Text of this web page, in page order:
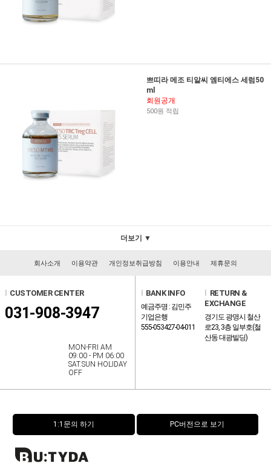
쁘띠라 메조 티알씨 엠티에스 세럼50
ml
회원공개
500원 적립
더보기 ▼
회사소개 이용약관 개인정보취급방침 이용안내 제휴문의
CUSTOMER CENTER
031-908-3947
MON-FRI AM
09:00 - PM 06:00
SAT.SUN HOLIDAY
OFF
BANK INFO
예금주명 : 김민주
기업은행
555-053427-04-011
RETURN &
EXCHANGE
경기도 광명시 철산
로23, 3층 일부호(철
산동 대광빌딩)
1:1문의 하기 PC버전으로 보기